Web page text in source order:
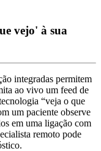
vejo' à sua
ão integradas permitem
ao vivo um feed de
“veja o que
um paciente observe
em uma ligação com
remoto pode
stico.